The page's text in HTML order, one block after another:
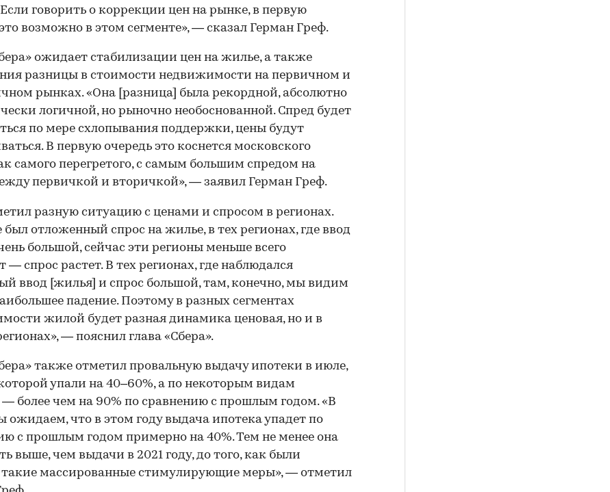
говорить о коррекции цен на рынке, в первую
возможно в этом сегменте», — сказал Герман Греф.
ожидает стабилизации цен на жилье, а также
разницы в стоимости недвижимости на первичном и
рынках. «Она [разница] была рекордной, абсолютно
логичной, но рыночно необоснованной. Спред будет
по мере схлопывания поддержки, цены будут
В первую очередь это коснется московского
самого перегретого, с самым большим спредом на
первичкой и вторичкой», — заявил Герман Греф.
разную ситуацию с ценами и спросом в регионах.
был отложенный спрос на жилье, в тех регионах, где ввод
большой, сейчас эти регионы меньше всего
— спрос растет. В тех регионах, где наблюдался
ввод [жилья] и спрос большой, там, конечно, мы видим
падение. Поэтому в разных сегментах
жилой будет разная динамика ценовая, но и в
— пояснил глава «Сбера».
также отметил провальную выдачу ипотеки в июле,
упали на 40–60%, а по некоторым видам
более чем на 90% по сравнению с прошлым годом. «В
ожидаем, что в этом году выдача ипотека упадет по
с прошлым годом примерно на 40%. Тем не менее она
выше, чем выдачи в 2021 году, до того, как были
такие массированные стимулирующие меры», — отметил